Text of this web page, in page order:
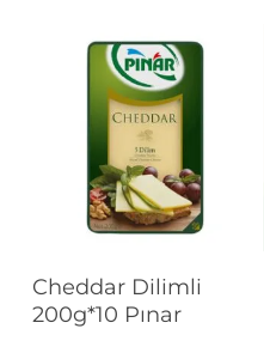
Devamını Oku
Cheddar Dilimli
200g*10 Pınar